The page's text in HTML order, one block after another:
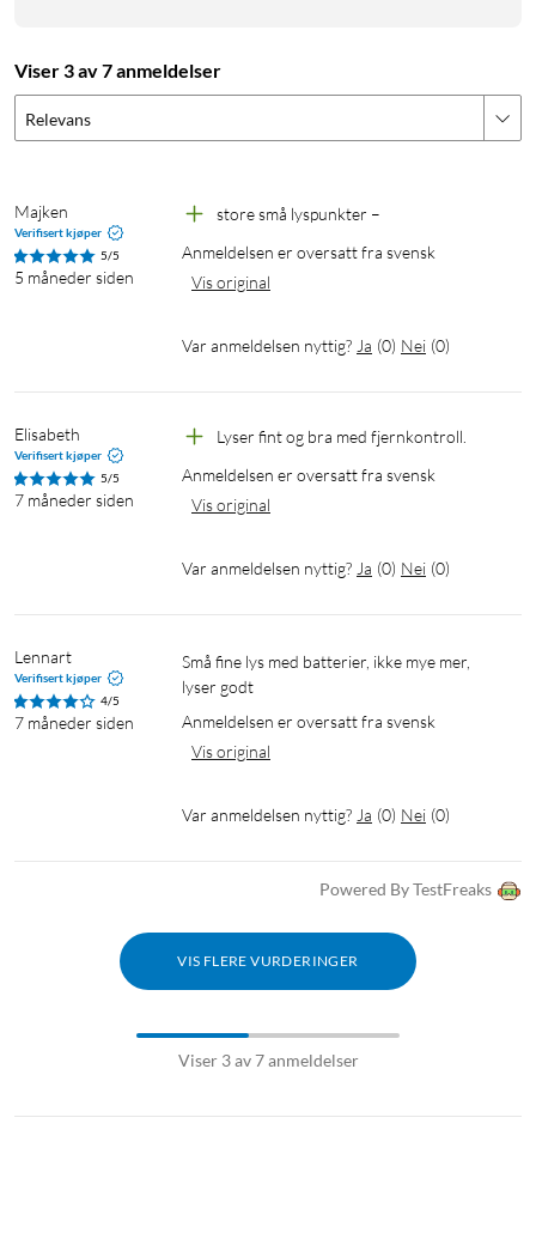
Viser 3 av 7 anmeldelser
Relevans
Majken
Verifisert kjøper
5/5
5 måneder siden
store små lyspunkter –
Anmeldelsen er oversatt fra svensk
Vis original
Var anmeldelsen nyttig? Ja (0) Nei (0)
Elisabeth
Verifisert kjøper
5/5
7 måneder siden
Lyser fint og bra med fjernkontroll.
Anmeldelsen er oversatt fra svensk
Vis original
Var anmeldelsen nyttig? Ja (0) Nei (0)
Lennart
Verifisert kjøper
4/5
7 måneder siden
Små fine lys med batterier, ikke mye mer,
lyser godt
Anmeldelsen er oversatt fra svensk
Vis original
Var anmeldelsen nyttig? Ja (0) Nei (0)
Powered By TestFreaks
VIS FLERE VURDERINGER
Viser 3 av 7 anmeldelser